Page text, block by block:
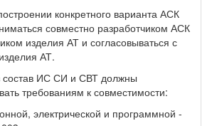
конкретного варианта АСК
совместно разработчиком АСК
изделия АТ и согласовываться с
АТ.
состав ИС СИ и СВТ должны
требованиям к совместимости:
электрической и программной -